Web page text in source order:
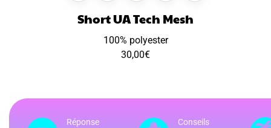
Short UA Tech Mesh
100% polyester
30,00€
Réponse
Conseils